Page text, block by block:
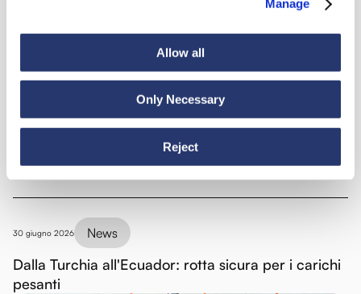
Manage
Allow all
Only Necessary
Reject
98 tonnellate d'acciaio dall'Italia all'India
30 giugno 2026 News
Dalla Turchia all'Ecuador: rotta sicura per i carichi
pesanti